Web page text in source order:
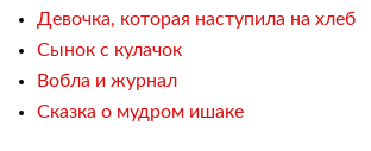
Девочка, которая наступила на хлеб
Сынок с кулачок
Вобла и журнал
Сказка о мудром ишаке